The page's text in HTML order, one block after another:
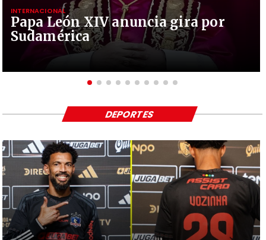
Papa León XIV anuncia gira por
Sudamérica
INTERNACIONAL
DEPORTES